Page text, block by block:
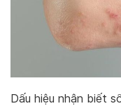
Dấu hiệu nhận biết